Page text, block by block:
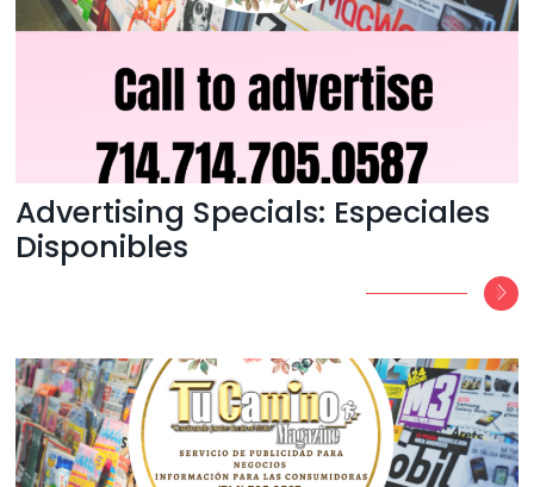
Advertising Specials: Especiales
Disponibles